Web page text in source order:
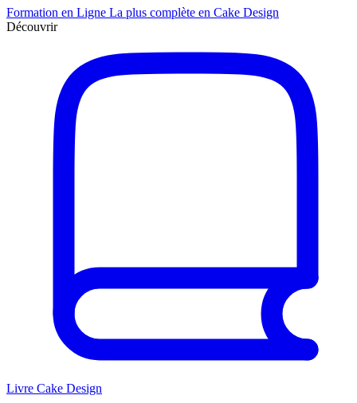
Formation en Ligne La plus complète en Cake Design
Découvrir
Livre Cake Design